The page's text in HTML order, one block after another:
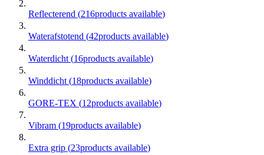
Reflecterend (216products available)
Waterafstotend (42products available)
Waterdicht (16products available)
Winddicht (18products available)
GORE-TEX (12products available)
Vibram (19products available)
Extra grip (23products available)